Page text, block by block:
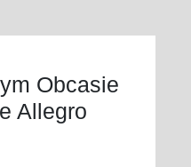
Obcasie
Allegro